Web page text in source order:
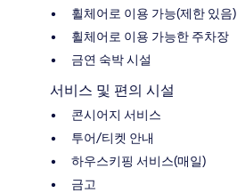
휠체어로 이용 가능(제한 있음)
휠체어로 이용 가능한 주차장
금연 숙박 시설
서비스 및 편의 시설
콘시어지 서비스
투어/티켓 안내
하우스키핑 서비스(매일)
금고